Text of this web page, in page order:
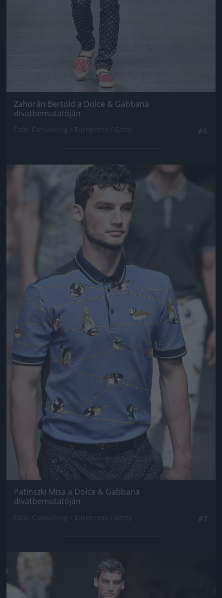
Zahorán Bertold a Dolce & Gabbana
divatbemutatóján
Jön még kép!
Patinszki Misa a Dolce & Gabbana
divatbemutatóján
Jön még kép!